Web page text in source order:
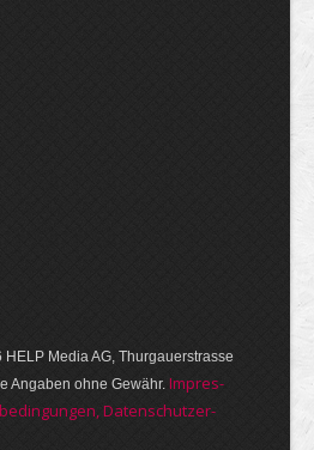
Media AG, Thurgauer­strasse
Angaben ohne Gewähr. Im­pres­
Daten­schutz­er­